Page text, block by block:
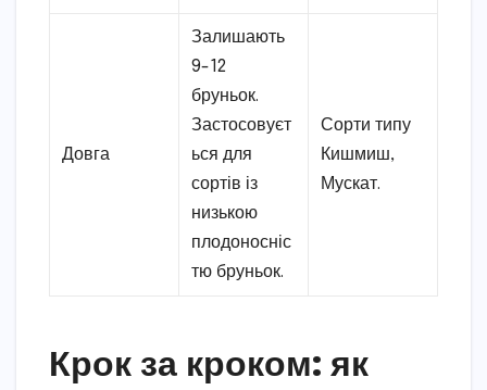
Довга
Залишають
9-12
бруньок.
Застосовуєт
ься для
сортів із
низькою
плодоносніс
тю бруньок.
Сорти типу
Кишмиш,
Мускат.
Крок за кроком: як